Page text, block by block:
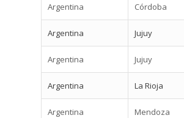
Argentina Córdoba
Argentina Jujuy
Argentina Jujuy
Argentina La Rioja
Argentina Mendoza